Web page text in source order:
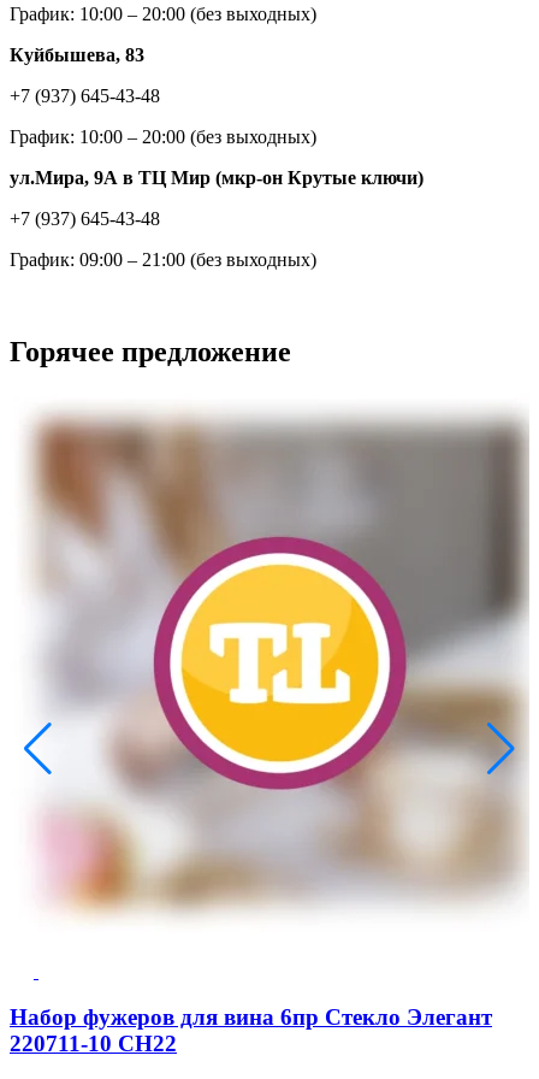
График: 10:00 – 20:00 (без выходных)
Куйбышева, 83
+7 (937) 645-43-48
График: 10:00 – 20:00 (без выходных)
ул.Мира, 9А в ТЦ Мир (мкр-он Крутые ключи)
+7 (937) 645-43-48
График: 09:00 – 21:00 (без выходных)
Горячее предложение
Набор фужеров для вина 6пр Стекло Элегант
220711-10 СН22